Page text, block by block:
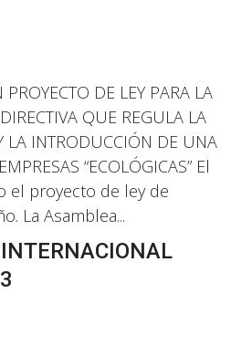
DE LEY PARA LA
QUE REGULA LA
LA INTRODUCCIÓN DE UNA
“ECOLÓGICAS” El
el proyecto de ley de
La Asamblea...